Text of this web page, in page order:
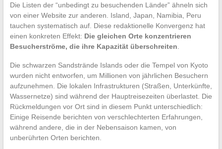
Die Listen der “unbedingt zu besuchenden Länder” ähneln sich
von einer Website zur anderen. Island, Japan, Namibia, Peru
tauchen systematisch auf. Diese redaktionelle Konvergenz hat
einen konkreten Effekt: Die gleichen Orte konzentrieren
Besucherströme, die ihre Kapazität überschreiten.
Die schwarzen Sandstrände Islands oder die Tempel von Kyoto
wurden nicht entworfen, um Millionen von jährlichen Besuchern
aufzunehmen. Die lokalen Infrastrukturen (Straßen, Unterkünfte,
Wassernetze) sind während der Hauptreisezeiten überlastet. Die
Rückmeldungen vor Ort sind in diesem Punkt unterschiedlich:
Einige Reisende berichten von verschlechterten Erfahrungen,
während andere, die in der Nebensaison kamen, von
unberührten Orten berichten.